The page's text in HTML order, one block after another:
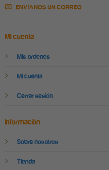
ENVÍANOS UN CORREO
Mi cuenta
Mis ordenes
Mi cuenta
Cerrar sesión
Información
Sobre nosotros
Tienda